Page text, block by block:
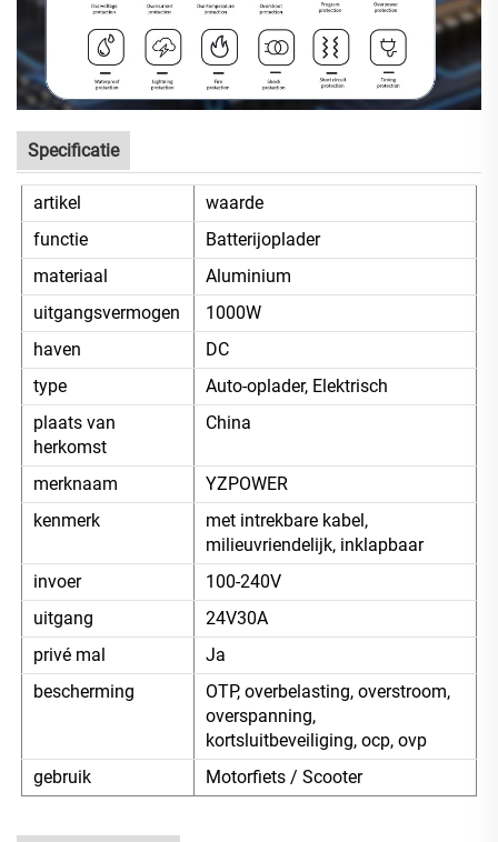
Specificatie
artikel
waarde
functie
Batterijoplader
materiaal
Aluminium
uitgangsvermogen
1000W
haven
DC
type
Auto-oplader, Elektrisch
plaats van
herkomst
China
merknaam
YZPOWER
kenmerk
met intrekbare kabel,
milieuvriendelijk, inklapbaar
invoer
100-240V
uitgang
24V30A
privé mal
Ja
bescherming
OTP, overbelasting, overstroom,
overspanning,
kortsluitbeveiliging, ocp, ovp
gebruik
Motorfiets / Scooter